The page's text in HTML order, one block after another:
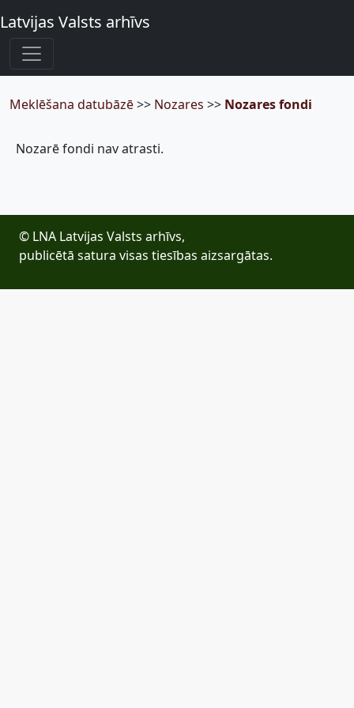
Latvijas Valsts arhīvs
Meklēšana datubāzē>> Nozares >> Nozares fondi
Nozarē fondi nav atrasti.
© LNA Latvijas Valsts arhīvs,
publicētā satura visas tiesības aizsargātas.